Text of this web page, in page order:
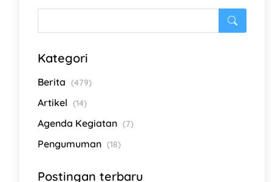
Kategori
Berita (479)
Artikel (14)
Agenda Kegiatan (7)
Pengumuman (18)
Postingan terbaru